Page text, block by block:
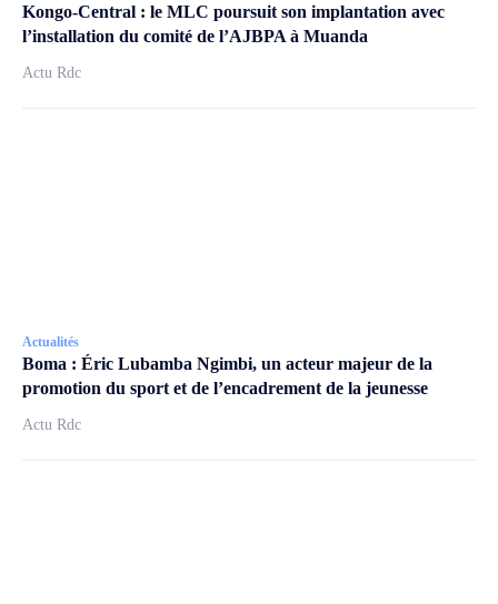
Kongo-Central : le MLC poursuit son implantation avec
l’installation du comité de l’AJBPA à Muanda
Actu Rdc
Actualités
Boma : Éric Lubamba Ngimbi, un acteur majeur de la
promotion du sport et de l’encadrement de la jeunesse
Actu Rdc